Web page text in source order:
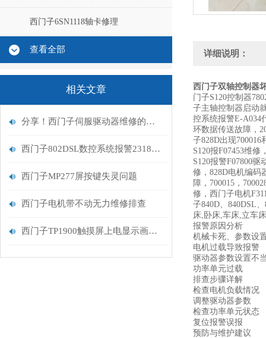
西门子6SN1118轴卡修理
查看全部
相关文章
分享！西门子伺服驱动器维修的七大方法
西门子802DSL数控系统报警231885故障维修解决
西门子MP277屏按键失灵问题
西门子电机带不动无力维修排查
西门子TP1900触摸屏上电显示画面不动进不了系统
详细说明：
西门子双轴控制器
门子S120控制器
子主轴控制器启动
控系统报警E-A034
环数据传送故障，
子828D出现700016
S120报F07453维
S120报警F07800驱
修，828D电机编码
障，700015，
修，西门子电机
子840D、840DSL
床,卧床,车床,立车
报警原因分析
机械卡死、参数设
电机过载导致报警
驱动器参数设置不
功率单元过载
排查步骤详解
检查电机负载情况
调整驱动器参数
检查功率单元状态
复位报警误报
预防与维护建议